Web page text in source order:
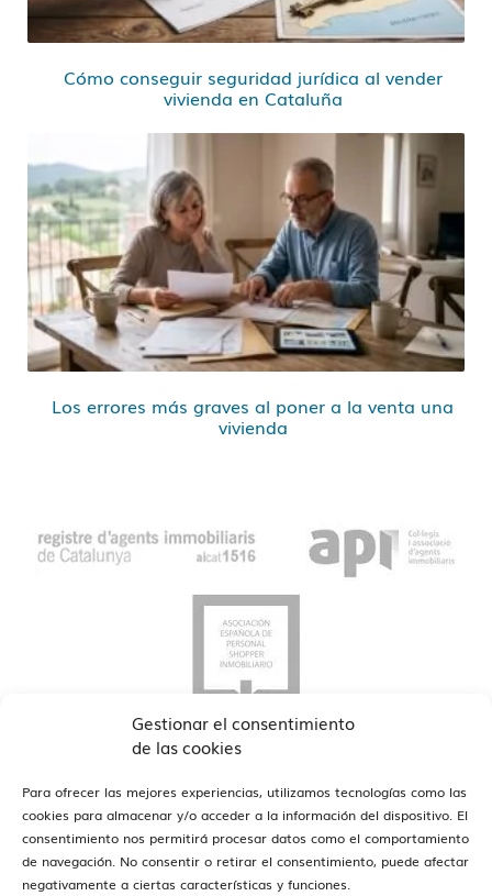
Gestionar el consentimiento
de las cookies
Para ofrecer las mejores experiencias, utilizamos tecnologías como las
cookies para almacenar y/o acceder a la información del dispositivo. El
consentimiento nos permitirá procesar datos como el comportamiento
de navegación. No consentir o retirar el consentimiento, puede afectar
negativamente a ciertas características y funciones.
Cómo conseguir seguridad jurídica al vender
vivienda en Cataluña
Los errores más graves al poner a la venta una
vivienda
Estamos en Barcelona y Reus ver oficinas